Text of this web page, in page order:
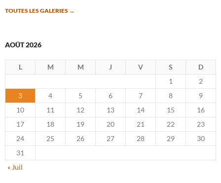
TOUTES LES GALERIES →
AOÛT 2026
L M M J V S
D
1
2
3
4 5 6 7 8
9
10
11 12 13 14 15
16
17
18 19 20 21 22
23
24
25 26 27 28 29
30
31
« Juil